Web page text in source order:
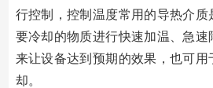
行控制，控制温度常用的导热介质
要冷却的物质进行快速加温、急
来让设备达到预期的效果，也可
却。